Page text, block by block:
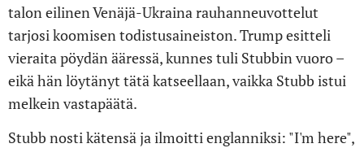
talon eilinen Venäjä-Ukraina rauhanneuvottelut
tarjosi koomisen todistusaineiston. Trump esitteli
vieraita pöydän ääressä, kunnes tuli Stubbin vuoro –
eikä hän löytänyt tätä katseellaan, vaikka Stubb istui
melkein vastapäätä.
Stubb nosti kätensä ja ilmoitti englanniksi: "I'm here",